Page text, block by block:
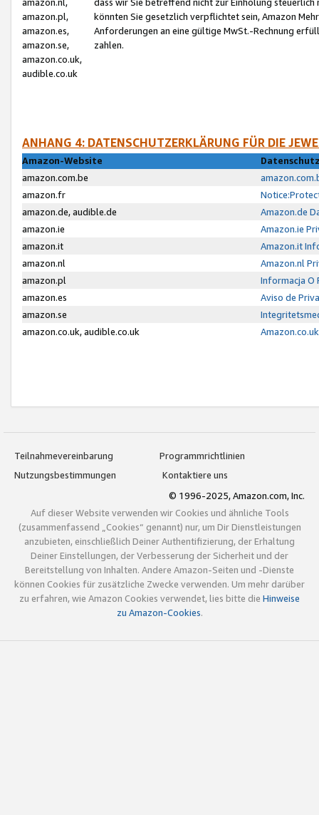
amazon.pl,
amazon.es,
amazon.se,
amazon.co.uk,
audible.co.uk
könnten Sie gesetzlich verpflichtet sein, Amazon
Anforderungen an eine gültige MwSt.-Rechnung
zahlen.
ANHANG 4: DATENSCHUTZERKLÄRUNG FÜR DIE
Amazon-Website
amazon.com.be
amazon.fr
amazon.de, audible.de
Amazon.de
amazon.ie
Amazon.ie
amazon.it
Amazon.it
amazon.nl
Amazon.nl
amazon.pl
Informacja O
amazon.es
Aviso de
amazon.se
amazon.co.uk, audible.co.uk
Teilnahmevereinbarung
Programmrichtlinien
Nutzungsbestimmungen
Kontaktiere uns
© 1996-2025, Amazon.com, Inc.
Auf dieser Website verwenden wir Cookies und ähnliche Tools
(zusammenfassend „Cookies“ genannt) nur, um Dir Dienstleistungen
anzubieten, einschließlich Deiner Authentifizierung, der Erhaltung
Deiner Einstellungen, der Verbesserung der Sicherheit und der
Bereitstellung von Inhalten. Andere Amazon-Seiten und -Dienste
können Cookies für zusätzliche Zwecke verwenden. Um mehr darüber
zu erfahren, wie Amazon Cookies verwendet, lies bitte die Hinweise
zu Amazon-Cookies.